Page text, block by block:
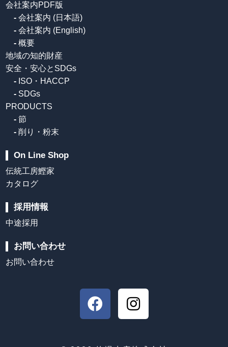
会社案内PDF版
- 会社案内 (日本語)
- 会社案内 (English)
- 概要
地域の知的財産
安全・安心とSDGs
- ISO・HACCP
- SDGs
PRODUCTS
- 節
- 削り・粉末
On Line Shop
伝統工房鰹家
カタログ
採用情報
中途採用
お問い合わせ
お問い合わせ
F
a
I
n